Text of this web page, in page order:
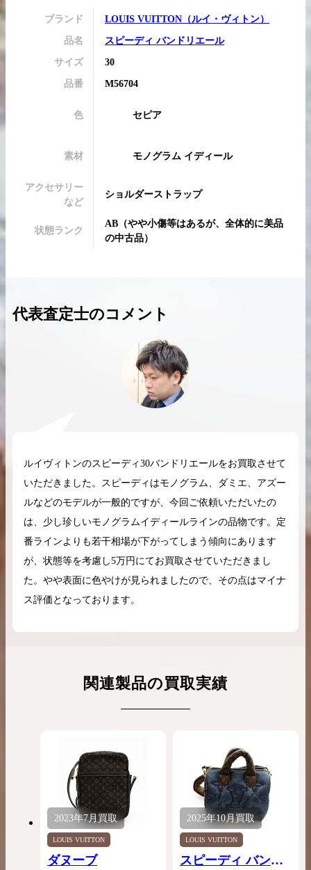
希少なリザード素材のバーキンの買取価格や
高く売るためのポイントを徹底解説
コラムをさらにみる
ブランド LOUIS VUITTON （ルイ・ヴィトン）
品名 スピーディ バンドリエール
サイズ 30
品番 M56704
色 セピア
素材 モノグラム イディール
アクセサリー
など
ショルダーストラップ
状態ランク
AB （やや小傷等はあるが、全体的に美品
の中古品）
代表査定士のコメント
ルイヴィトンのスピーディ30バンドリエールをお買取させて
いただきました。スピーディはモノグラム、ダミエ、アズー
ルなどのモデルが一般的ですが、今回ご依頼いただいたの
は、少し珍しいモノグラムイディールラインの品物です。定
番ラインよりも若干相場が下がってしまう傾向にあります
が、状態等を考慮し5万円にてお買取させていただきまし
た。やや表面に色やけが見られましたので、その点はマイナ
ス評価となっております。
関連製品の買取実績
2023年7月買取
LOUIS VUITTON
ダヌーブ
2025年10月買取
LOUIS VUITTON
スピーディ バンド